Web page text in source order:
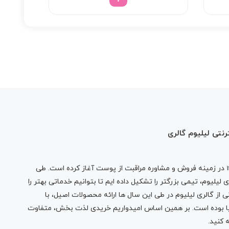
لیلیوم گالری
در زمینه فروش و مشاوره مراقبت از پوست آغاز کرده است. طی
تیمی بزرگتر را تشکیل داده ایم تا بتوانیم خدماتی بهتر را
از گالری لیلیوم در طی این سال ها ارائه محصولات اصیل، با
بوده است. بر همین اساس امیدواریم خریدی لذت بخش، متفاوت
کنید.